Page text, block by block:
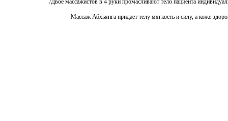
Двое массажистов в 4 руки промасливают тело пациента
Массаж Абхьянга придает телу мягкость и силу, а коже